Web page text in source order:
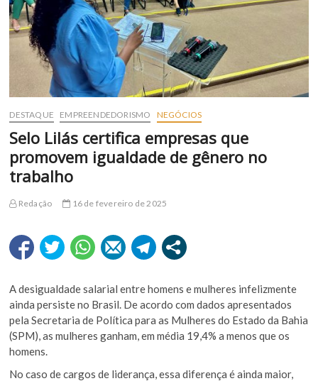
DESTAQUE EMPREENDEDORISMO NEGÓCIOS
Selo Lilás certifica empresas que
promovem igualdade de gênero no
trabalho
Redação 16 de fevereiro de 2025
A desigualdade salarial entre homens e mulheres infelizmente
ainda persiste no Brasil. De acordo com dados apresentados
pela Secretaria de Política para as Mulheres do Estado da Bahia
(SPM), as mulheres ganham, em média 19,4% a menos que os
homens.
No caso de cargos de liderança, essa diferença é ainda maior,